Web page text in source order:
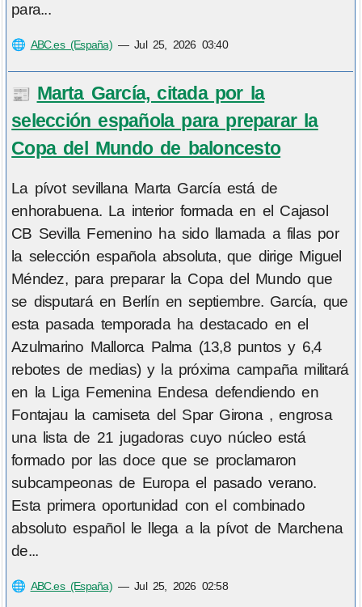
para...
🌐 ABC.es (España)—Jul 25, 2026 03:40
📰 Marta García, citada por la
selección española para preparar la
Copa del Mundo de baloncesto
La pívot sevillana Marta García está de
enhorabuena. La interior formada en el Cajasol
CB Sevilla Femenino ha sido llamada a filas por
la selección española absoluta, que dirige Miguel
Méndez, para preparar la Copa del Mundo que
se disputará en Berlín en septiembre. García, que
esta pasada temporada ha destacado en el
Azulmarino Mallorca Palma (13,8 puntos y 6,4
rebotes de medias) y la próxima campaña militará
en la Liga Femenina Endesa defendiendo en
Fontajau la camiseta del Spar Girona , engrosa
una lista de 21 jugadoras cuyo núcleo está
formado por las doce que se proclamaron
subcampeonas de Europa el pasado verano.
Esta primera oportunidad con el combinado
absoluto español le llega a la pívot de Marchena
de...
🌐 ABC.es (España)—Jul 25, 2026 02:58